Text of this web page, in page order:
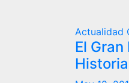
Actualidad
El
Historia